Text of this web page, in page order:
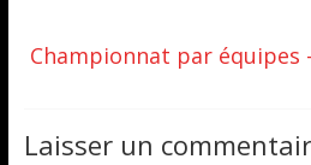
Championnat par équipes
Laisser un